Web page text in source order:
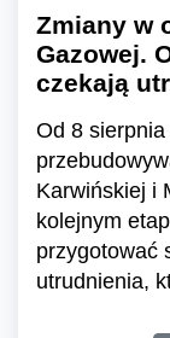
Zmiany w
Gazowej.
czekają
Od 8
Karwińskiej i
kolejnym
przygotować
utrudnienia,